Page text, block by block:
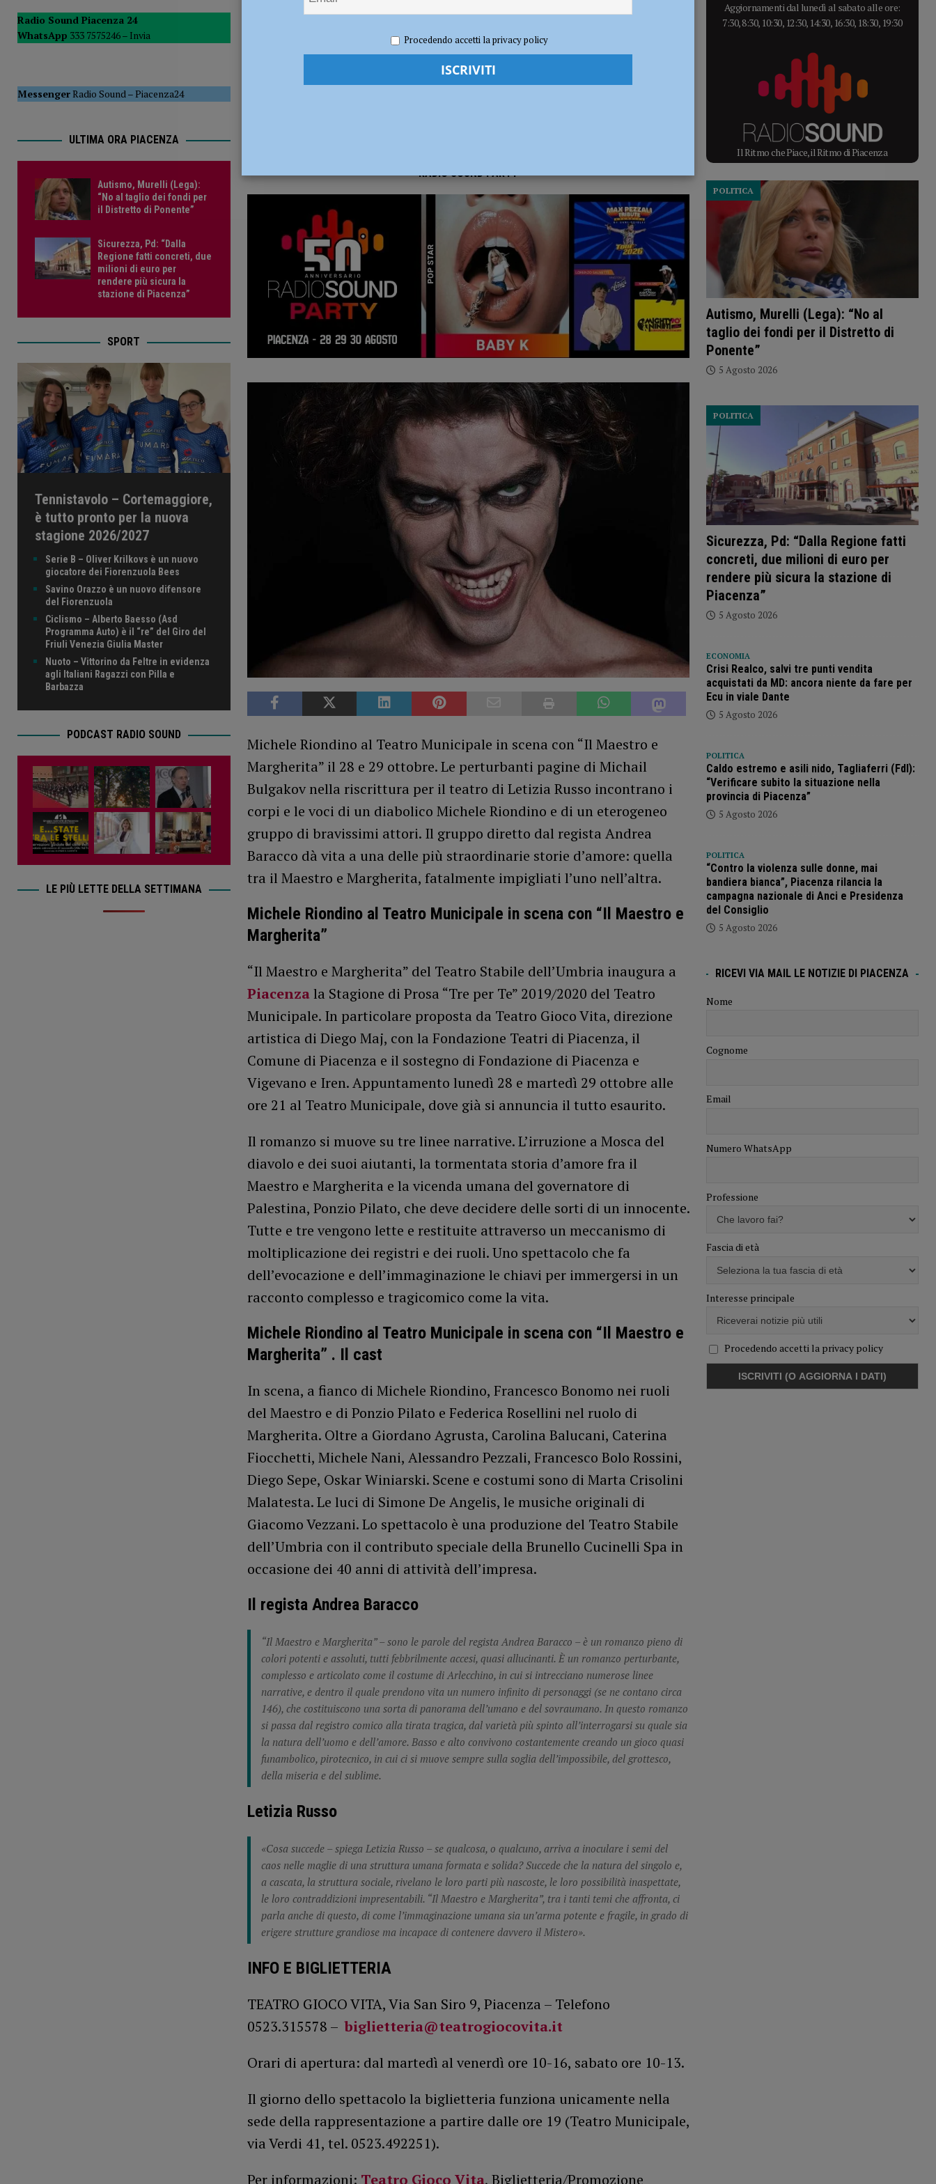
del Consiglio POLITICA
[ 5 Agosto 2026 ] La Sagra della Pasta Frolla a Pecorara: tradizione, divertimento e oltre 300 in cammino con le lanterne
RADIO SOUND PARTY
Michele Riondino al Teatro Municipale in scena con “Il Maestro e
Margherita” il 28 e 29 ottobre. Le perturbanti pagine di Michail
Bulgakov nella riscrittura per il teatro di Letizia Russo incontrano i
corpi e le voci di un diabolico Michele Riondino e di un eterogeneo
gruppo di bravissimi attori. Il gruppo diretto dal regista Andrea
Baracco dà vita a una delle più straordinarie storie d’amore: quella
tra il Maestro e Margherita, fatalmente impigliati l’uno nell’altra.
Michele Riondino al Teatro Municipale in scena con “Il Maestro e
Margherita”
“Il Maestro e Margherita” del Teatro Stabile dell’Umbria inaugura a
Piacenzala Stagione di Prosa “Tre per Te” 2019/2020 del Teatro
Municipale. In particolare proposta da Teatro Gioco Vita, direzione
artistica di Diego Maj, con la Fondazione Teatri di Piacenza, il
Comune di Piacenza e il sostegno di Fondazione di Piacenza e
Vigevano e Iren. Appuntamento lunedì 28 e martedì 29 ottobre alle
ore 21 al Teatro Municipale, dove già si annuncia il tutto esaurito.
Il romanzo si muove su tre linee narrative. L’irruzione a Mosca del
diavolo e dei suoi aiutanti, la tormentata storia d’amore fra il
Maestro e Margherita e la vicenda umana del governatore di
Palestina, Ponzio Pilato, che deve decidere delle sorti di un innocente.
Tutte e tre vengono lette e restituite attraverso un meccanismo di
moltiplicazione dei registri e dei ruoli. Uno spettacolo che fa
dell’evocazione e dell’immaginazione le chiavi per immergersi in un
racconto complesso e tragicomico come la vita.
Michele Riondino al Teatro Municipale in scena con “Il Maestro e
Margherita” . Il cast
In scena, a fianco di Michele Riondino, Francesco Bonomo nei ruoli
del Maestro e di Ponzio Pilato e Federica Rosellini nel ruolo di
Margherita. Oltre a Giordano Agrusta, Carolina Balucani, Caterina
Fiocchetti, Michele Nani, Alessandro Pezzali, Francesco Bolo Rossini,
Diego Sepe, Oskar Winiarski. Scene e costumi sono di Marta Crisolini
Malatesta. Le luci di Simone De Angelis, le musiche originali di
Giacomo Vezzani. Lo spettacolo è una produzione del Teatro Stabile
dell’Umbria con il contributo speciale della Brunello Cucinelli Spa in
occasione dei 40 anni di attività dell’impresa.
Il regista Andrea Baracco
“Il Maestro e Margherita” – sono le parole del regista Andrea Baracco – è un romanzo pieno di
colori potenti e assoluti, tutti febbrilmente accesi, quasi allucinanti. È un romanzo perturbante,
complesso e articolato come il costume di Arlecchino, in cui si intrecciano numerose linee
narrative, e dentro il quale prendono vita un numero infinito di personaggi (se ne contano circa
146), che costituiscono una sorta di panorama dell’umano e del sovraumano. In questo romanzo
si passa dal registro comico alla tirata tragica, dal varietà più spinto all’interrogarsi su quale sia
la natura dell’uomo e dell’amore. Basso e alto convivono costantemente creando un gioco quasi
funambolico, pirotecnico, in cui ci si muove sempre sulla soglia dell’impossibile, del grottesco,
della miseria e del sublime.
Letizia Russo
«Cosa succede – spiega Letizia Russo – se qualcosa, o qualcuno, arriva a inoculare i semi del
caos nelle maglie di una struttura umana formata e solida? Succede che la natura del singolo e,
a cascata, la struttura sociale, rivelano le loro parti più nascoste, le loro possibilità inaspettate,
le loro contraddizioni impresentabili. “Il Maestro e Margherita”, tra i tanti temi che affronta, ci
parla anche di questo, di come l’immaginazione umana sia un’arma potente e fragile, in grado di
erigere strutture grandiose ma incapace di contenere davvero il Mistero».
INFO E BIGLIETTERIA
TEATRO GIOCO VITA, Via San Siro 9, Piacenza – Telefono
0523.315578 –biglietteria@teatrogiocovita.it
Orari di apertura: dal martedì al venerdì ore 10-16, sabato ore 10-13.
Il giorno dello spettacolo la biglietteria funziona unicamente nella
sede della rappresentazione a partire dalle ore 19 (Teatro Municipale,
via Verdi 41, tel. 0523.492251).
Per informazioni: Teatro Gioco Vita, Biglietteria/Promozione
Radio Sound Piacenza 24
WhatsApp 333 7575246 – Invia
MessengerRadio Sound–Piacenza24
ULTIMA ORA PIACENZA
Autismo, Murelli (Lega):
“No al taglio dei fondi per
il Distretto di Ponente”
Sicurezza, Pd: “Dalla
Regione fatti concreti, due
milioni di euro per
rendere più sicura la
stazione di Piacenza”
SPORT
Tennistavolo – Cortemaggiore,
è tutto pronto per la nuova
stagione 2026/2027
Serie B – Oliver Krilkovs è un nuovo
giocatore dei Fiorenzuola Bees
Savino Orazzo è un nuovo difensore
del Fiorenzuola
Ciclismo – Alberto Baesso (Asd
Programma Auto) è il “re” del Giro del
Friuli Venezia Giulia Master
Nuoto – Vittorino da Feltre in evidenza
agli Italiani Ragazzi con Pilla e
Barbazza
PODCAST RADIO SOUND
LE PIÙ LETTE DELLA SETTIMANA
Aggiornamenti dal lunedì al sabato alle ore:
7:30, 8:30, 10:30, 12:30, 14:30, 16:30, 18:30, 19:30
Il Ritmo che Piace, il Ritmo di Piacenza
Autismo, Murelli (Lega): “No al
taglio dei fondi per il Distretto di
Ponente”
POLITICA
5 Agosto 2026
Sicurezza, Pd: “Dalla Regione fatti
concreti, due milioni di euro per
rendere più sicura la stazione di
Piacenza”
POLITICA
5 Agosto 2026
ECONOMIA
Crisi Realco, salvi tre punti vendita
acquistati da MD: ancora niente da fare per
Ecu in viale Dante
5 Agosto 2026
POLITICA
Caldo estremo e asili nido, Tagliaferri (FdI):
“Verificare subito la situazione nella
provincia di Piacenza”
5 Agosto 2026
POLITICA
“Contro la violenza sulle donne, mai
bandiera bianca”, Piacenza rilancia la
campagna nazionale di Anci e Presidenza
del Consiglio
5 Agosto 2026
RICEVI VIA MAIL LE NOTIZIE DI PIACENZA
Nome
Cognome
Email
Numero WhatsApp
Professione
Fascia di età
Interesse principale
Procedendo accetti la privacy policy
Procedendo accetti la privacy policy